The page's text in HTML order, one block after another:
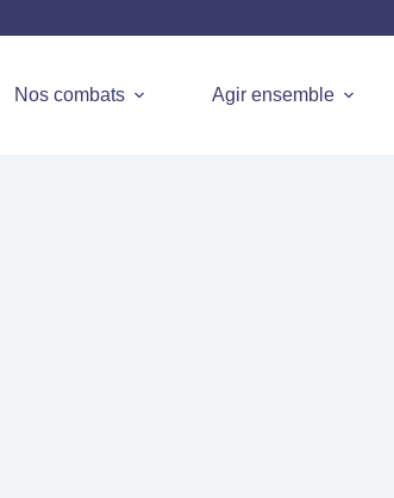
Nos combats Agir ensemble